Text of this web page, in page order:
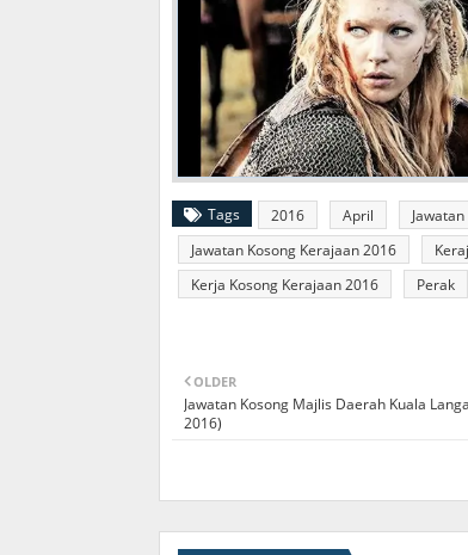
Tags 2016 April
Jawatan Kosong Kerajaan 2016
Kerja Kosong Kerajaan 2016
Perak
OLDER
Jawatan Kosong Majlis Daerah Kuala
2016)